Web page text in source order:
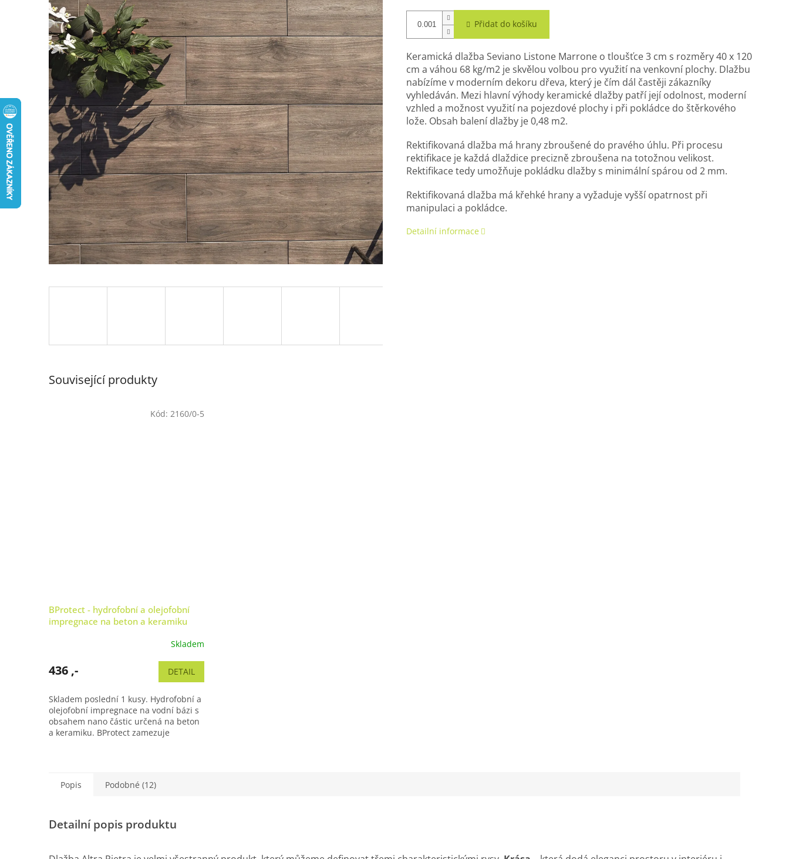
Přidat do košíku
Keramická dlažba Seviano Listone Marrone o tloušťce 3 cm s rozměry 40 x 120
cm a váhou 68 kg/m2 je skvělou volbou pro využití na venkovní plochy. Dlažbu
nabízíme v moderním dekoru dřeva, který je čím dál častěji zákazníky
vyhledáván. Mezi hlavní výhody keramické dlažby patří její odolnost, moderní
vzhled a možnost využití na pojezdové plochy i při pokládce do štěrkového
lože. Obsah balení dlažby je 0,48 m2.
Rektifikovaná dlažba má hrany zbroušené do pravého úhlu. Při procesu
rektifikace je každá dlaždice precizně zbroušena na totožnou velikost.
Rektifikace tedy umožňuje pokládku dlažby s minimální spárou od 2 mm.
Rektifikovaná dlažba má křehké hrany a vyžaduje vyšší opatrnost při
manipulaci a pokládce.
Detailní informace
Související produkty
BProtect - hydrofobní a olejofobní
impregnace na beton a keramiku
Skladem
436 ,- DETAIL
Skladem poslední 1 kusy. Hydrofobní a
olejofobní impregnace na vodní bázi s
obsahem nano částic určená na beton
a keramiku. BProtect zamezuje
Kód: 2160/0-5
Popis Podobné (12)
Detailní popis produktu